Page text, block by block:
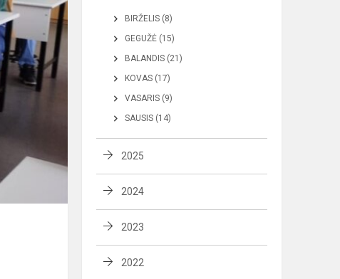
BIRŽELIS (8)
GEGUŽĖ (15)
BALANDIS (21)
KOVAS (17)
VASARIS (9)
SAUSIS (14)
2025
2024
2023
2022